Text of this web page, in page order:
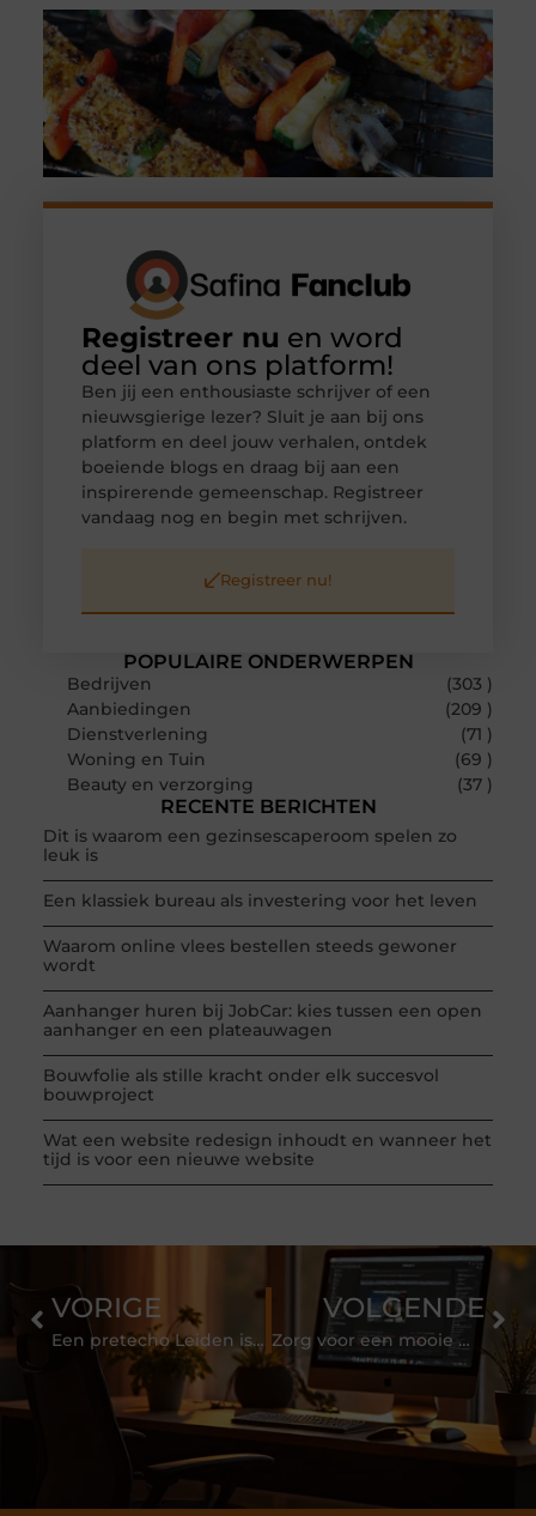
POPULAIRE ONDERWERPEN
Bedrijven
(303 )
Aanbiedingen
(209 )
Dienstverlening
(71 )
Woning en Tuin
(69 )
Beauty en verzorging
(37 )
RECENTE BERICHTEN
Dit is waarom een gezinsescaperoom spelen zo
leuk is
Een klassiek bureau als investering voor het leven
Waarom online vlees bestellen steeds gewoner
wordt
Aanhanger huren bij JobCar: kies tussen een open
aanhanger en een plateauwagen
Bouwfolie als stille kracht onder elk succesvol
bouwproject
Wat een website redesign inhoudt en wanneer het
tijd is voor een nieuwe website
Registreer nu en word
deel van ons platform!
Ben jij een enthousiaste schrijver of een
nieuwsgierige lezer? Sluit je aan bij ons
platform en deel jouw verhalen, ontdek
boeiende blogs en draag bij aan een
inspirerende gemeenschap. Registreer
vandaag nog en begin met schrijven.
Registreer nu!
VORIGE
Een pretecho Leiden is een aanrader!
VOLGENDE
Zorg voor een mooie werkomgeving dankzij de hovenier